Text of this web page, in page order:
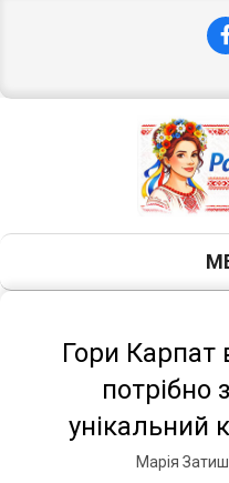
П
а Гори Карпат
потрібно
унікальний
Марія